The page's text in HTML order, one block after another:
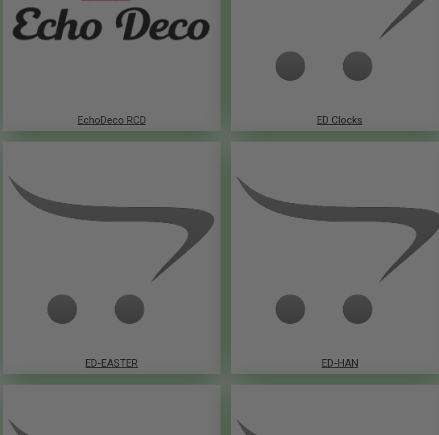
EchoDeco RCD ED Clocks
ED-EASTER ED-HAN